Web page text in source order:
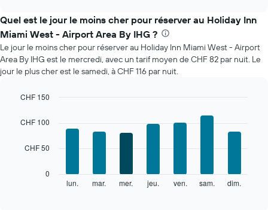
indique
prix
moyen
d'une
chambre
mois
le
axe
indiquent
Quel est le jour le moins cher pour réserver au Holiday Inn
Miami West - Airport Area By IHG ?
Le jour le moins cher pour réserver au Holiday Inn Miami West - Airport
Area By IHG est le mercredi, avec un tarif moyen de CHF 82 par nuit. Le
jour le plus cher est le samedi, à CHF 116 par nuit.
chart
bars.
graphic.
lun. mar. mer. jeu. ven. sam. dim.
0
CHF 50
CHF 100
CHF 150